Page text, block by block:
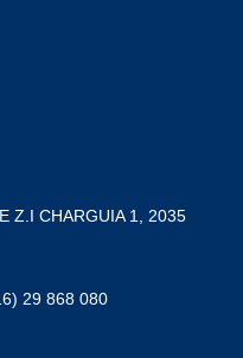
Z.I CHARGUIA 1, 2035
29 868 080